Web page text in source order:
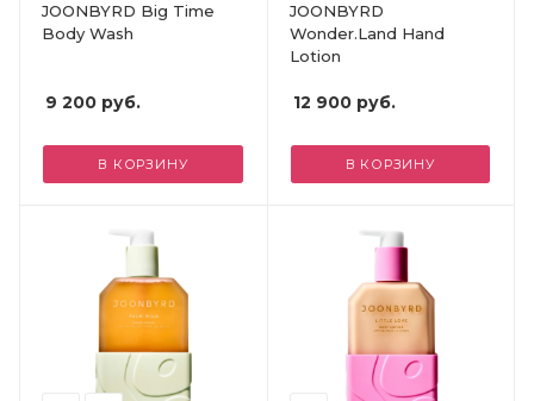
JOONBYRD Big Time
Body Wash
9 200 руб.
В КОРЗИНУ
JOONBYRD
Wonder.Land Hand
Lotion
12 900руб.
В КОРЗИНУ